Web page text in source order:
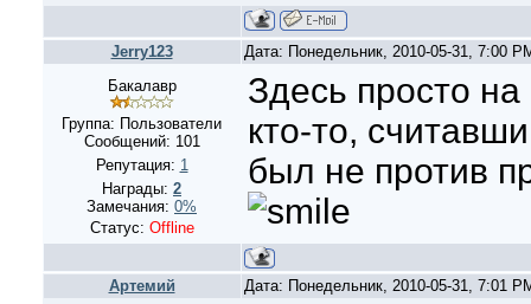
Jerry123
Дата: Понедельник, 2010-05-31, 7:00
Бакалавр
Группа: Пользователи
Сообщений: 101
Репутация: 1
Награды: 2
Замечания: 0%
Статус: Offline
Здесь просто
кто-то,
был не против
Артемий Дата: Понедельник, 2010-05-31, 7:01